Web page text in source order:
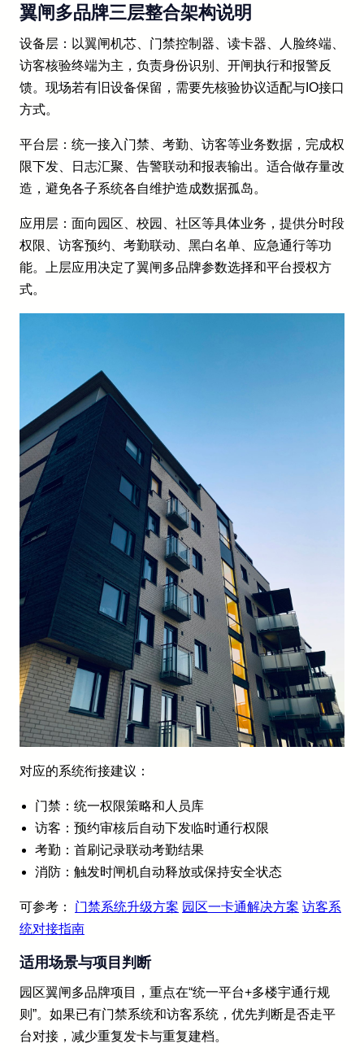
翼闸多品牌三层整合架构说明
设备层：以翼闸机芯、门禁控制器、读卡器、人脸终端、
访客核验终端为主，负责身份识别、开闸执行和报警反
馈。现场若有旧设备保留，需要先核验协议适配与IO接口
方式。
平台层：统一接入门禁、考勤、访客等业务数据，完成权
限下发、日志汇聚、告警联动和报表输出。适合做存量改
造，避免各子系统各自维护造成数据孤岛。
应用层：面向园区、校园、社区等具体业务，提供分时段
权限、访客预约、考勤联动、黑白名单、应急通行等功
能。上层应用决定了翼闸多品牌参数选择和平台授权方
式。
对应的系统衔接建议：
门禁：统一权限策略和人员库
访客：预约审核后自动下发临时通行权限
考勤：首刷记录联动考勤结果
消防：触发时闸机自动释放或保持安全状态
可参考： 门禁系统升级方案 园区一卡通解决方案 访客系
统对接指南
适用场景与项目判断
园区翼闸多品牌项目，重点在“统一平台+多楼宇通行规
则”。如果已有门禁系统和访客系统，优先判断是否走平
台对接，减少重复发卡与重复建档。